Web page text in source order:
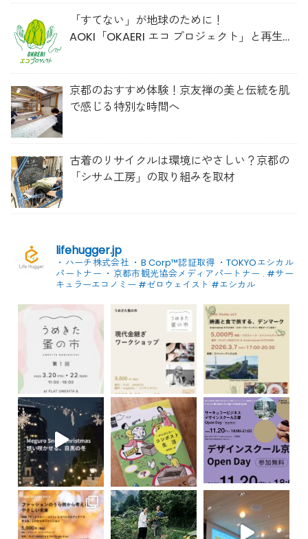
「すてない」が地球のために！
AOKI「OKAERI エコ プロジェクト」と再生ウ
京都のおすすめ体験！京友禅の美と伝統を肌
で感じる特別な時間へ
古着のリサイクルは環境にやさしい？京都の
「シサム工房」の取り組みを取材
lifehugger.jp
・ハーチ株式会社 ・B Corp™認証取得 ・TOKYOエシカル
パートナー ・京都市観光協会メディアパートナー . #サー
キュラーエコノミー #ゼロウェイスト #エシカル